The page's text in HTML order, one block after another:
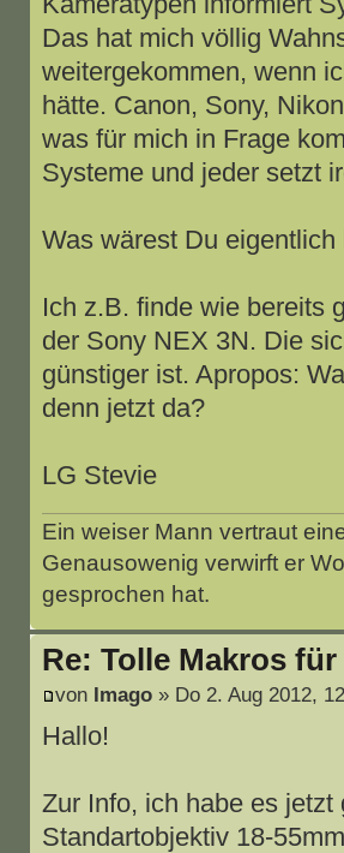
Das hat mich völlig
weitergekommen, wenn
hätte. Canon, Sony,
was für mich in Frage
Systeme und jeder setzt
Was wärest Du
Ich z.B. finde wie bereits
der Sony NEX 3N. Die
günstiger ist. Apropos:
denn jetzt da?
LG Stevie
Ein weiser Mann vertraut
Genausowenig verwirft er
gesprochen hat.
Re: Tolle Makros für
von Imago» Do 2. Aug 2012,
Hallo!
Zur Info, ich habe es
Standartobjektiv 18-